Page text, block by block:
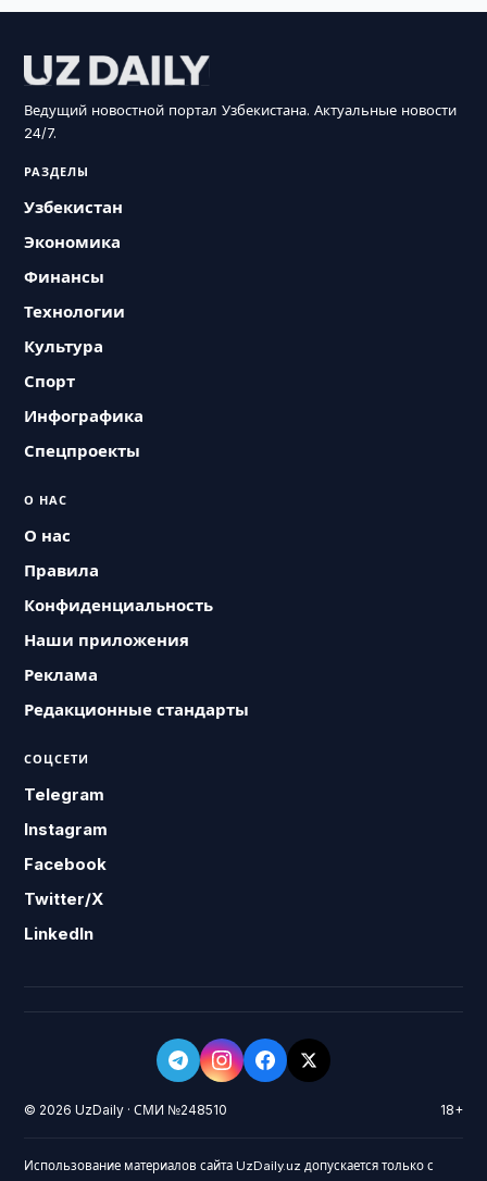
Ведущий новостной портал Узбекистана. Актуальные новости
24/7.
РАЗДЕЛЫ
Узбекистан
Экономика
Финансы
Технологии
Культура
Спорт
Инфографика
Спецпроекты
О НАС
О нас
Правила
Конфиденциальность
Наши приложения
Реклама
Редакционные стандарты
СОЦСЕТИ
Telegram
Instagram
Facebook
Twitter/X
LinkedIn
© 2026 UzDaily · СМИ №248510 18+
Использование материалов сайта UzDaily.uz допускается только с